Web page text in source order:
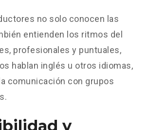
no solo conocen las
entienden los ritmos del
profesionales y puntuales,
hablan inglés u otros idiomas,
comunicación con grupos
y